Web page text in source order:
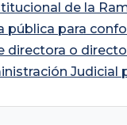
de la
pública para
directora o
Judicial